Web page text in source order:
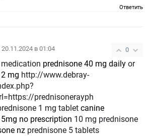
Ответить
0
20.11.2024 в 01:04
prednisone 40 mg daily or
mg
prednisonerayph
1 mg tablet canine
no prescription 10 mg prednisone
nz prednisone 5 tablets